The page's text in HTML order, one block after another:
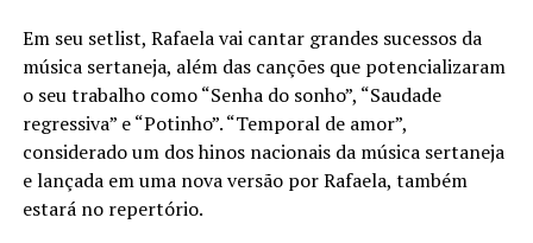
Em seu setlist, Rafaela vai cantar grandes sucessos da
música sertaneja, além das canções que potencializaram
o seu trabalho como “Senha do sonho”, “Saudade
regressiva” e “Potinho”. “Temporal de amor”,
considerado um dos hinos nacionais da música sertaneja
e lançada em uma nova versão por Rafaela, também
estará no repertório.